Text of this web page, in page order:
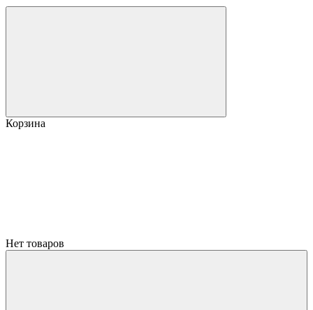
Корзина
Нет товаров